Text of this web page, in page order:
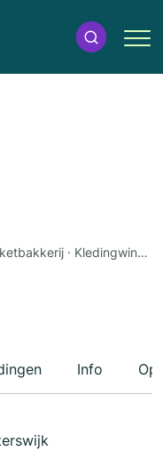
Warenhuis · Restaurant · Bakkerij · Banketbakkerij · Kledingwinkel · Speelgoed · Babywinkel
Info